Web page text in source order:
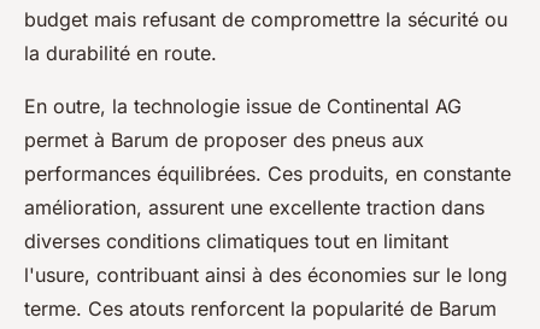
budget mais refusant de compromettre la sécurité ou
la durabilité en route.
En outre, la technologie issue de Continental AG
permet à Barum de proposer des pneus aux
performances équilibrées. Ces produits, en constante
amélioration, assurent une excellente traction dans
diverses conditions climatiques tout en limitant
l'usure, contribuant ainsi à des économies sur le long
terme. Ces atouts renforcent la popularité de Barum